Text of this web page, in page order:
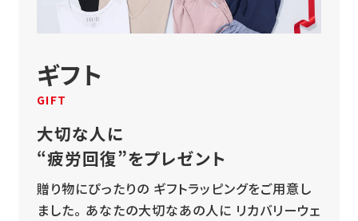
ギフト
GIFT
大切な人に
“疲労回復”をプレゼント
贈り物にぴったりの ギフトラッピングをご用意し
ました。 あなたの大切なあの人に リカバリーウェ